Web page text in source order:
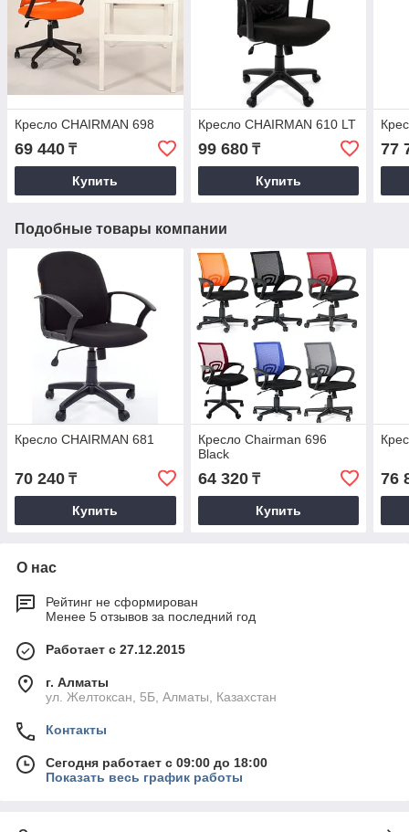
Кресло CHAIRMAN 698
69 440 ₸
Купить
Кресло CHAIRMAN 610 LT
99 680₸
Купить
77
Подобные товары компании
Кресло CHAIRMAN 681
70 240 ₸
Купить
Кресло Chairman 696
Black
64 320₸
Купить
76
О нас
Рейтинг не сформирован
Менее 5 отзывов за последний год
Работает с 27.12.2015
г. Алматы
ул. Желтоксан, 5Б, Алматы, Казахстан
Контакты
Сегодня работает с 09:00 до 18:00
Показать весь график работы